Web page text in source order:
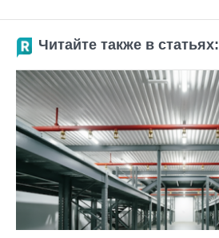
Читайте также в статьях: